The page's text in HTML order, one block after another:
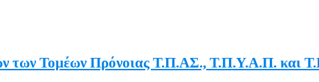
των Τομέων Πρόνοιας Τ.Π.ΑΣ., Τ.Π.Υ.Α.Π.